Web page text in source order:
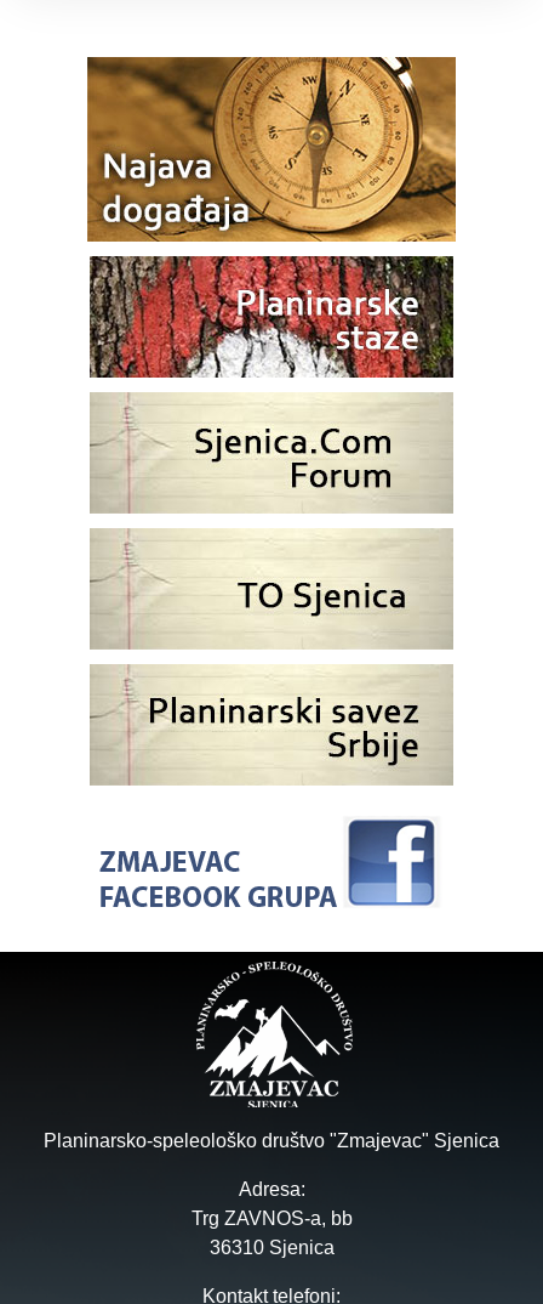
Planinarsko-speleološko društvo "Zmajevac" Sjenica
Adresa:
Trg ZAVNOS-a, bb
36310 Sjenica
Kontakt telefoni: